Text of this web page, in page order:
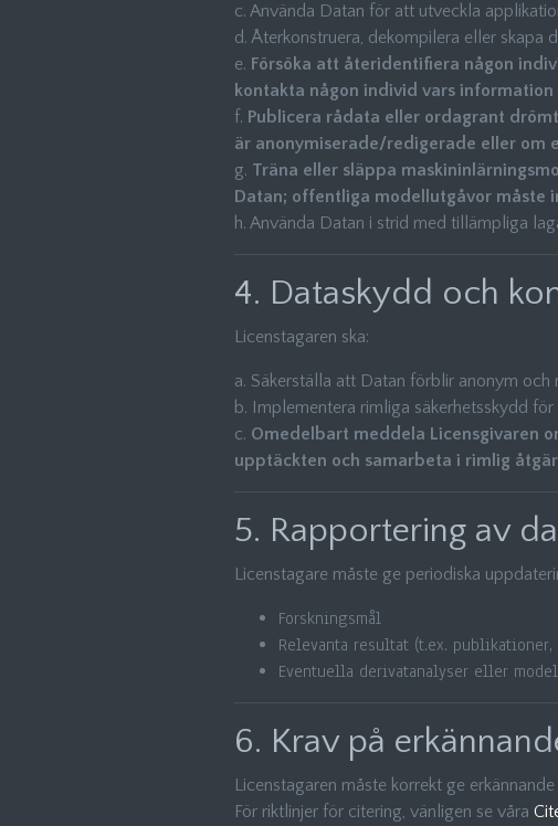
c. Använda Datan för att utveckla
d. Återkonstruera, dekompilera eller skapa
e. Försöka att återidentifiera någon
kontakta någon individ vars information
f. Publicera rådata eller ordagrant
är anonymiserade/redigerade eller om
g. Träna eller släppa
Datan; offentliga modellutgåvor måste
h. Använda Datan i strid med tillämpliga
4. Dataskydd och
Licenstagaren ska:
a. Säkerställa att Datan förblir anonym
b. Implementera rimliga säkerhetsskydd
c. Omedelbart meddela Licensgivaren
upptäckten och samarbeta i rimlig
5. Rapportering av
Licenstagare måste ge periodiska
Forskningsmål
Relevanta resultat (t.ex.
Eventuella derivatanalyser eller
6. Krav på
Licenstagaren måste korrekt ge erkännande
För riktlinjer för citering, vänligen se våra